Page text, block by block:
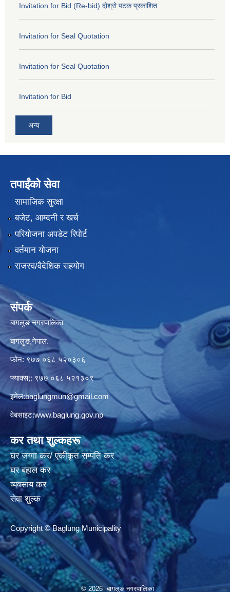
Invitation for Bid (Re-bid) दोश्रो पटक प्रकाशित
Invitation for Seal Quotation
Invitation for Seal Quotation
Invitation for Bid
अन्य
तपाईंको सेवा
सामाजिक सुरक्षा
बजेट, आम्दनी र खर्च
परियोजना अपडेट रिपोर्ट
वर्तमान योजना
राजस्व/वैदेशिक सहयोग
संपर्क
बागलुङ नगरपालिका
बागलुङ,नेपाल.
फोन: ९७७ ०६८ ५२०३०६
फ्याक्स;: ९७७ ०६८ ५२१३०९
इमेल:baglungmun@gmail.com
वेबसाइट:www.baglung.gov.np
कर तथा शुल्कहरू
घर जग्गा कर/ एकीकृत सम्पति कर
घर बहाल कर
व्यवसाय कर
सेवा शुल्क
Copyright © Baglung Municipality
© 2026 बागलुङ नगरपालिका